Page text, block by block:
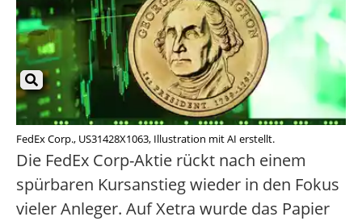
FedEx Corp., US31428X1063, Illustration mit AI erstellt.
Die FedEx Corp-Aktie rückt nach einem
spürbaren Kursanstieg wieder in den Fokus
vieler Anleger. Auf Xetra wurde das Papier